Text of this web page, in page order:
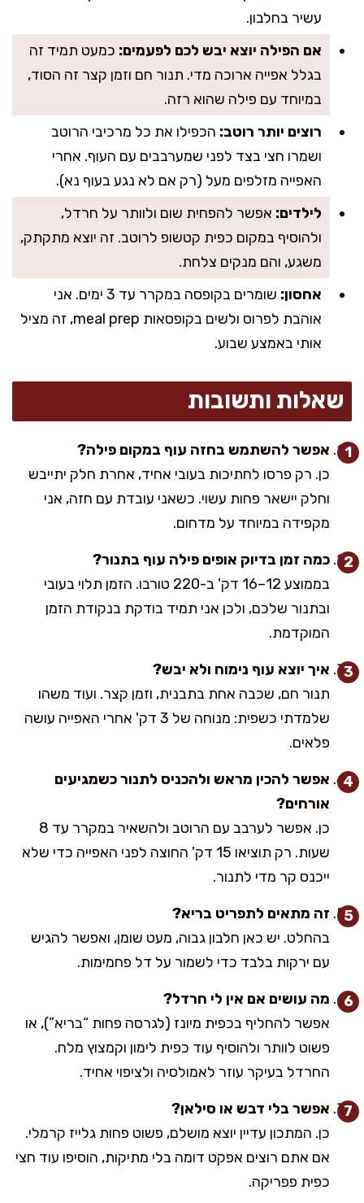
עשיר בחלבון.
אם הפילה יוצא יבש לכם לפעמים: כמעט תמיד זה
בגלל אפייה ארוכה מדי. תנור חם וזמן קצר זה הסוד,
במיוחד עם פילה שהוא רזה.
רוצים יותר רוטב: הכפילו את כל מרכיבי הרוטב
ושמרו חצי בצד לפני שמערבבים עם העוף. אחרי
האפייה מזלפים מעל (רק אם לא נגע בעוף נא).
לילדים: אפשר להפחית שום ולוותר על חרדל,
ולהוסיף במקום כפית קטשופ לרוטב. זה יוצא מתקתק,
משגע, והם מנקים צלחת.
אחסון:
שומרים בקופסה במקרר עד 3 ימים. אני
אוהבת לפרוס ולשים בקופסאות meal prep, זה מציל
אותי באמצע שבוע.
שאלות ותשובות
אפשר להשתמש בחזה עוף במקום פילה?
כן. רק פרסו לחתיכות בעובי אחיד, אחרת חלק יתייבש
וחלק יישאר פחות עשוי. כשאני עובדת עם חזה, אני
מקפידה במיוחד על מדחום.
כמה זמן בדיוק אופים פילה עוף בתנור?
בממוצע 12–16 דק' ב-220 טורבו. הזמן תלוי בעובי
ובתנור שלכם, ולכן אני תמיד בודקת בנקודת הזמן
המוקדמת.
איך יוצא עוף נימוח ולא יבש?
תנור חם, שכבה אחת בתבנית, וזמן קצר. ועוד משהו
שלמדתי כשפית: מנוחה של 3 דק' אחרי האפייה עושה
פלאים.
אפשר להכין מראש ולהכניס לתנור כשמגיעים
אורחים?
כן. אפשר לערבב עם הרוטב ולהשאיר במקרר עד 8
שעות. רק תוציאו 15 דק' החוצה לפני האפייה כדי שלא
ייכנס קר מדי לתנור.
זה מתאים לתפריט בריא?
בהחלט. יש כאן חלבון גבוה, מעט שומן, ואפשר להגיש
עם ירקות בלבד כדי לשמור על דל פחמימות.
מה עושים אם אין לי חרדל?
אפשר להחליף בכפית מיונז (לגרסה פחות “בריא”), או
פשוט לוותר ולהוסיף עוד כפית לימון וקמצוץ מלח.
החרדל בעיקר עוזר לאמולסיה ולציפוי אחיד.
אפשר בלי דבש או סילאן?
כן. המתכון עדיין יוצא מושלם, פשוט פחות גלייז קרמלי.
אם אתם רוצים אפקט דומה בלי מתיקות, הוסיפו עוד חצי
כפית פפריקה.